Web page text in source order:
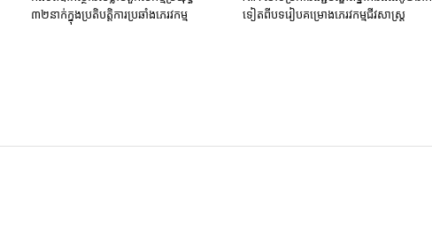
៣២នាក់ក្នុងប្រតិបត្តិការប្រឆាំងភេរវកម្ម
ទៀតពីបទរៀបគម្រោងភេរវកម្មជីវសាស្ត្រ